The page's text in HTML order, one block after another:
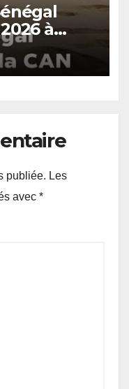
à
publiée. Les
avec *